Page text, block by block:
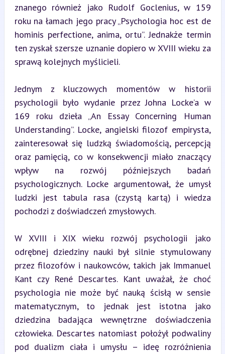
znanego również jako Rudolf Goclenius, w 159
roku na łamach jego pracy „Psychologia hoc est de
hominis perfectione, anima, ortu”. Jednakże termin
ten zyskał szersze uznanie dopiero w XVIII wieku za
sprawą kolejnych myślicieli.
Jednym z kluczowych momentów w historii
psychologii było wydanie przez Johna Locke’a w
169 roku dzieła „An Essay Concerning Human
Understanding”. Locke, angielski filozof empirysta,
zainteresował się ludzką świadomością, percepcją
oraz pamięcią, co w konsekwencji miało znaczący
wpływ na rozwój późniejszych badań
psychologicznych. Locke argumentował, że umysł
ludzki jest tabula rasa (czystą kartą) i wiedza
pochodzi z doświadczeń zmysłowych.
W XVIII i XIX wieku rozwój psychologii jako
odrębnej dziedziny nauki był silnie stymulowany
przez filozofów i naukowców, takich jak Immanuel
Kant czy René Descartes. Kant uważał, że choć
psychologia nie może być nauką ścisłą w sensie
matematycznym, to jednak jest istotna jako
dziedzina badająca wewnętrzne doświadczenia
człowieka. Descartes natomiast położył podwaliny
pod dualizm ciała i umysłu – ideę rozróżnienia